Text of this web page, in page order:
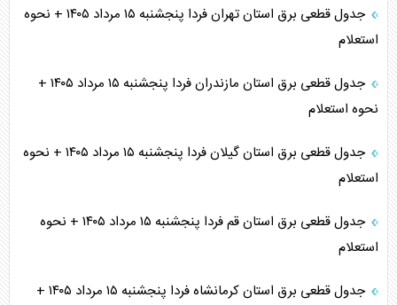
جدول قطعی برق استان تهران فردا پنجشنبه ۱۵ مرداد ۱۴۰۵ + نحوه
استعلام
جدول قطعی برق استان مازندران فردا پنجشنبه ۱۵ مرداد ۱۴۰۵ +
نحوه استعلام
جدول قطعی برق استان گیلان فردا پنجشنبه ۱۵ مرداد ۱۴۰۵ + نحوه
استعلام
جدول قطعی برق استان قم فردا پنجشنبه ۱۵ مرداد ۱۴۰۵ + نحوه
استعلام
جدول قطعی برق استان کرمانشاه فردا پنجشنبه ۱۵ مرداد ۱۴۰۵ +